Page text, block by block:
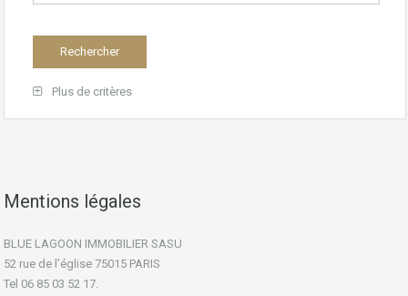
Plus de critères
Mentions légales
BLUE LAGOON IMMOBILIER SASU
52 rue de l’église 75015 PARIS
Tel 06 85 03 52 17.